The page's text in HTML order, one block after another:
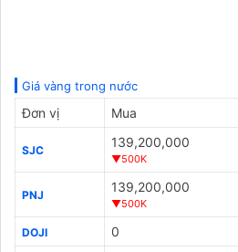
Giá vàng trong nước
Đơn vị Mua
SJC
139,200,000
▼500K
PNJ
139,200,000
▼500K
DOJI 0